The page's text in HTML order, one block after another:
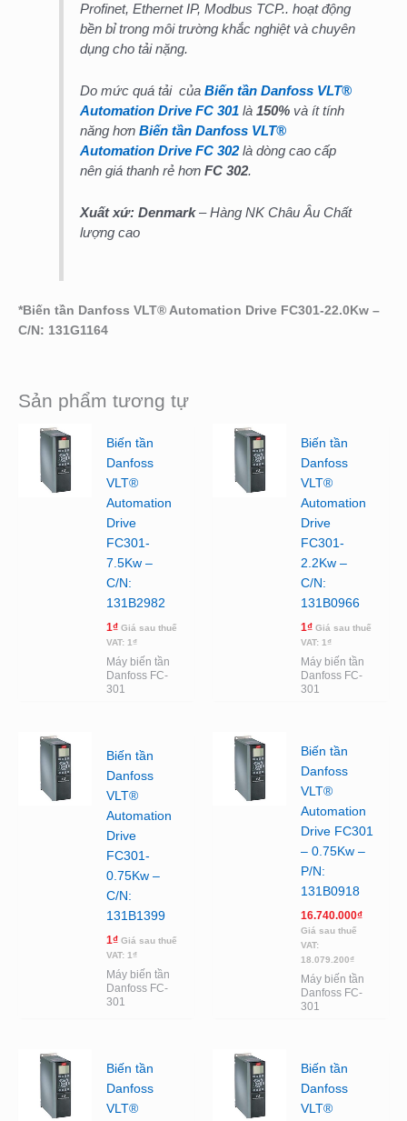
Profinet, Ethernet IP, Modbus TCP.. hoạt động
bền bỉ trong môi trường khắc nghiệt và chuyên
dụng cho tải nặng.
Do mức quá tải củaBiến tần Danfoss VLT®
Automation Drive FC 301 là150% và ít tính
năng hơnBiến tần Danfoss VLT®
Automation Drive FC 302 là dòng cao cấp
nên giá thanh rẻ hơnFC 302.
Xuất xứ: Denmark– Hàng NK Châu Âu Chất
lượng cao
* Biến tần Danfoss VLT® Automation Drive FC301-22.0Kw –
C/N: 131G1164
Sản phẩm tương tự
Biến tần
Danfoss
VLT®
Automation
Drive
FC301-
7.5Kw –
C/N:
131B2982
1₫ Giá sau thuế
VAT: 1₫
Máy biến tần
Danfoss FC-
301
Biến tần
Danfoss
VLT®
Automation
Drive
FC301-
2.2Kw –
C/N:
131B0966
1₫ Giá sau thuế
VAT: 1₫
Máy biến tần
Danfoss FC-
301
Biến tần
Danfoss
VLT®
Automation
Drive
FC301-
0.75Kw –
C/N:
131B1399
1₫ Giá sau thuế
VAT: 1₫
Máy biến tần
Danfoss FC-
301
Biến tần
Danfoss
VLT®
Automation
Drive FC301
– 0.75Kw –
P/N:
131B0918
16.740.000₫
Giá sau thuế
VAT:
18.079.200₫
Máy biến tần
Danfoss FC-
301
Biến tần
Danfoss
VLT®
Biến tần
Danfoss
VLT®